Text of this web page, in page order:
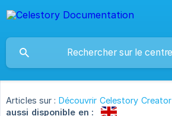
Articles sur : Découvrir Celestory Creator
aussi disponible en :